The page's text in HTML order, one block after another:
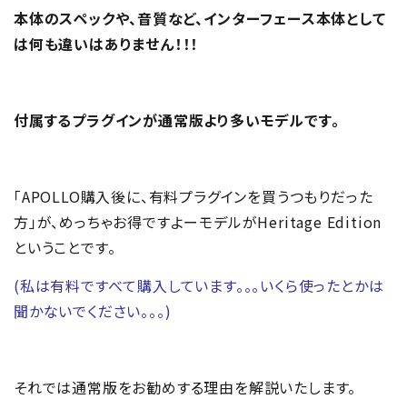
本体のスペックや、音質など、インターフェース本体として
は何も違いはありません！！！
付属するプラグインが通常版より多いモデルです。
「APOLLO購入後に、有料プラグインを買うつもりだった
方」が、めっちゃお得ですよーモデルがHeritage Edition
ということです。
(私は有料ですべて購入しています。。。いくら使ったとかは
聞かないでください。。。)
それでは通常版をお勧めする理由を解説いたします。